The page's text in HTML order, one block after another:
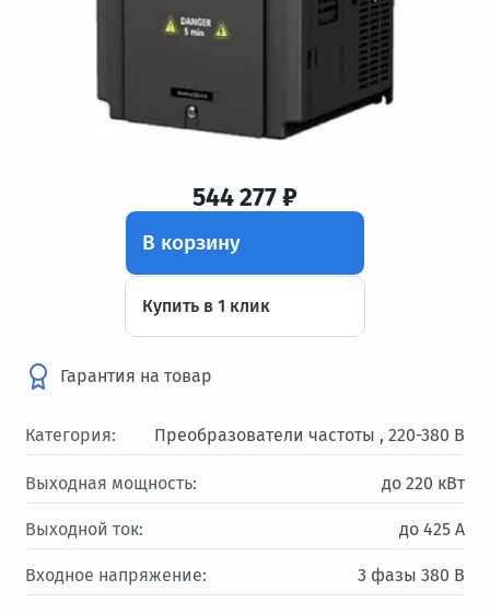
544 277 ₽
В корзину
Купить в 1 клик
Гарантия на товар
Категория: Преобразователи частоты , 220-380 В
Выходная мощность: до 220 кВт
Выходной ток: до 425 А
Входное напряжение: 3 фазы 380 В